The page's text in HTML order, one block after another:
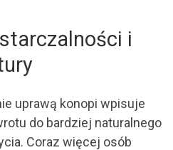
i
uprawą konopi wpisuje
do bardziej naturalnego
Coraz więcej osób